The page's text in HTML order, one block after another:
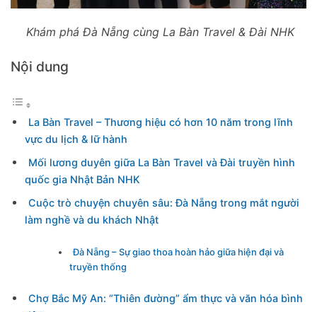
Khám phá Đà Nẵng cùng La Bàn Travel & Đài NHK
Nội dung
La Bàn Travel – Thương hiệu có hơn 10 năm trong lĩnh
vực du lịch & lữ hành
Mối lương duyên giữa La Bàn Travel và Đài truyền hình
quốc gia Nhật Bản NHK
Cuộc trò chuyện chuyên sâu: Đà Nẵng trong mắt người
làm nghề và du khách Nhật
Đà Nẵng – Sự giao thoa hoàn hảo giữa hiện đại và
truyền thống
Chợ Bắc Mỹ An: “Thiên đường” ẩm thực và văn hóa bình